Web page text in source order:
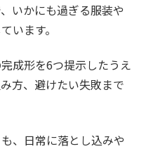
いかにも過ぎる服装や
います。
成形を6つ提示したうえ
方、避けたい失敗まで
、日常に落とし込みや